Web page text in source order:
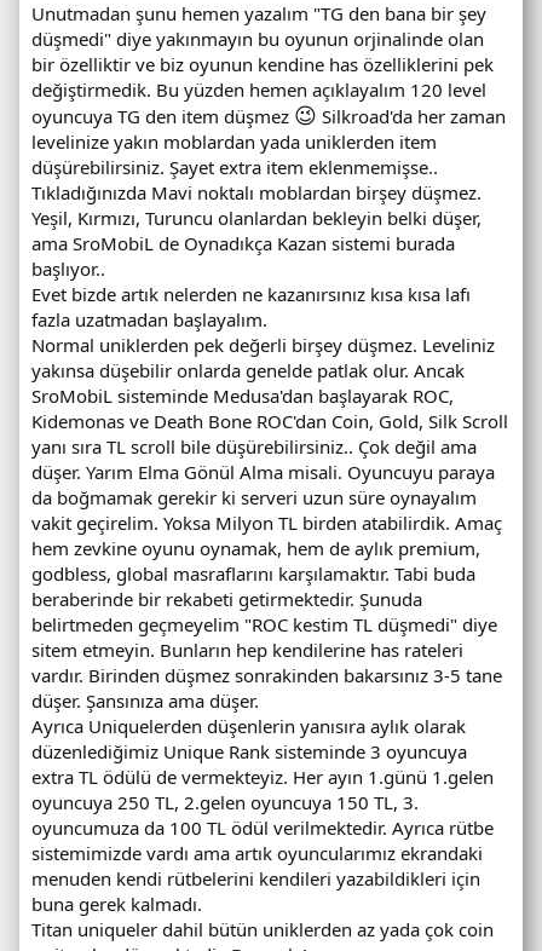
Unutmadan şunu hemen yazalım "TG den bana bir şey
düşmedi" diye yakınmayın bu oyunun orjinalinde olan
bir özelliktir ve biz oyunun kendine has özelliklerini pek
değiştirmedik. Bu yüzden hemen açıklayalım 120 level
oyuncuya TG den item düşmez 😉 Silkroad'da her zaman
levelinize yakın moblardan yada uniklerden item
düşürebilirsiniz. Şayet extra item eklenmemişse..
Tıkladığınızda Mavi noktalı moblardan birşey düşmez.
Yeşil, Kırmızı, Turuncu olanlardan bekleyin belki düşer,
ama SroMobiL de Oynadıkça Kazan sistemi burada
başlıyor..
Evet bizde artık nelerden ne kazanırsınız kısa kısa lafı
fazla uzatmadan başlayalım.
Normal uniklerden pek değerli birşey düşmez. Leveliniz
yakınsa düşebilir onlarda genelde patlak olur. Ancak
SroMobiL sisteminde Medusa'dan başlayarak ROC,
Kidemonas ve Death Bone ROC'dan Coin, Gold, Silk Scroll
yanı sıra TL scroll bile düşürebilirsiniz.. Çok değil ama
düşer. Yarım Elma Gönül Alma misali. Oyuncuyu paraya
da boğmamak gerekir ki serveri uzun süre oynayalım
vakit geçirelim. Yoksa Milyon TL birden atabilirdik. Amaç
hem zevkine oyunu oynamak, hem de aylık premium,
godbless, global masraflarını karşılamaktır. Tabi buda
beraberinde bir rekabeti getirmektedir. Şunuda
belirtmeden geçmeyelim "ROC kestim TL düşmedi" diye
sitem etmeyin. Bunların hep kendilerine has rateleri
vardır. Birinden düşmez sonrakinden bakarsınız 3-5 tane
düşer. Şansınıza ama düşer.
Ayrıca Uniquelerden düşenlerin yanısıra aylık olarak
düzenlediğimiz Unique Rank sisteminde 3 oyuncuya
extra TL ödülü de vermekteyiz. Her ayın 1.günü 1.gelen
oyuncuya 250 TL, 2.gelen oyuncuya 150 TL, 3.
oyuncumuza da 100 TL ödül verilmektedir. Ayrıca rütbe
sistemimizde vardı ama artık oyuncularımız ekrandaki
menuden kendi rütbelerini kendileri yazabildikleri için
buna gerek kalmadı.
Titan uniqueler dahil bütün uniklerden az yada çok coin